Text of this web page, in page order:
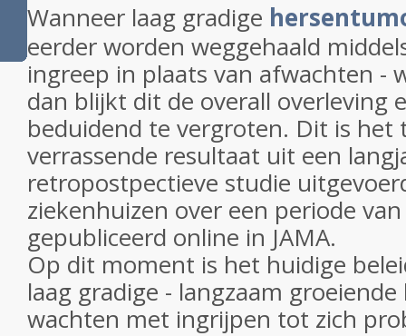
Wanneer laag gradige
eerder worden weggehaald
ingreep in plaats van afwachten -
dan blijkt dit de overall overleving
beduidend te vergroten. Dit is het
verrassende resultaat uit een
retropostpectieve studie
ziekenhuizen over een periode
gepubliceerd online in JAMA.
Op dit moment is het huidige
laag gradige - langzaam
wachten met ingrijpen tot zich